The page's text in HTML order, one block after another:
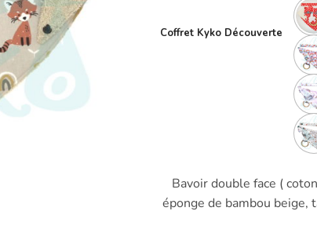
Coffret Kyko Découverte
Bavoir double face (
éponge de bambou beige,